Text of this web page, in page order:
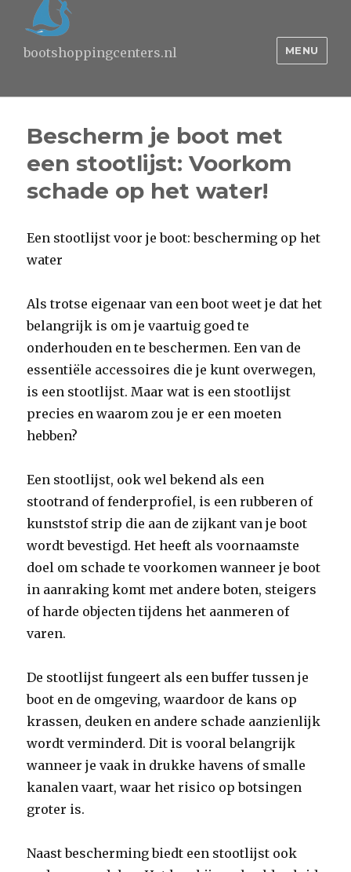
bootshoppingcenters.nl MENU
Bescherm je boot met
een stootlijst: Voorkom
schade op het water!
Een stootlijst voor je boot: bescherming op het
water
Als trotse eigenaar van een boot weet je dat het
belangrijk is om je vaartuig goed te
onderhouden en te beschermen. Een van de
essentiële accessoires die je kunt overwegen,
is een stootlijst. Maar wat is een stootlijst
precies en waarom zou je er een moeten
hebben?
Een stootlijst, ook wel bekend als een
stootrand of fenderprofiel, is een rubberen of
kunststof strip die aan de zijkant van je boot
wordt bevestigd. Het heeft als voornaamste
doel om schade te voorkomen wanneer je boot
in aanraking komt met andere boten, steigers
of harde objecten tijdens het aanmeren of
varen.
De stootlijst fungeert als een buffer tussen je
boot en de omgeving, waardoor de kans op
krassen, deuken en andere schade aanzienlijk
wordt verminderd. Dit is vooral belangrijk
wanneer je vaak in drukke havens of smalle
kanalen vaart, waar het risico op botsingen
groter is.
Naast bescherming biedt een stootlijst ook